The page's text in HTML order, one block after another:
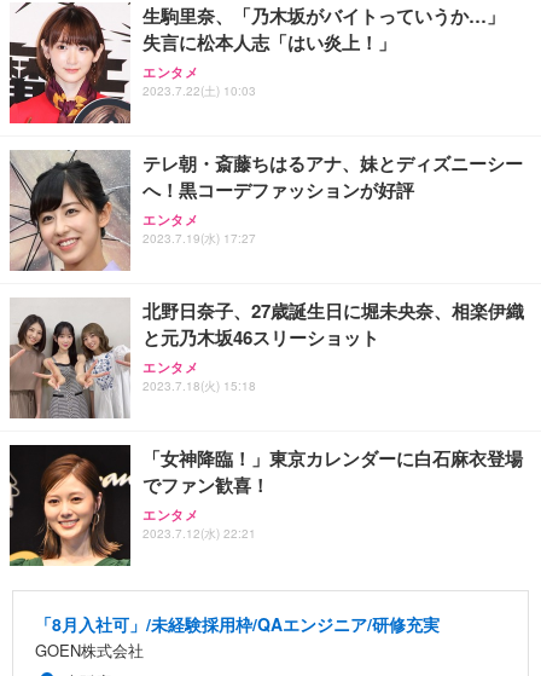
生駒里奈、「乃木坂がバイトっていうか…」
失言に松本人志「はい炎上！」
エンタメ
2023.7.22(土) 10:03
テレ朝・斎藤ちはるアナ、妹とディズニーシー
へ！黒コーデファッションが好評
エンタメ
2023.7.19(水) 17:27
北野日奈子、27歳誕生日に堀未央奈、相楽伊織
と元乃木坂46スリーショット
エンタメ
2023.7.18(火) 15:18
「女神降臨！」東京カレンダーに白石麻衣登場
でファン歓喜！
エンタメ
2023.7.12(水) 22:21
「8月入社可」/未経験採用枠/QAエンジニア/研修充実
GOEN株式会社